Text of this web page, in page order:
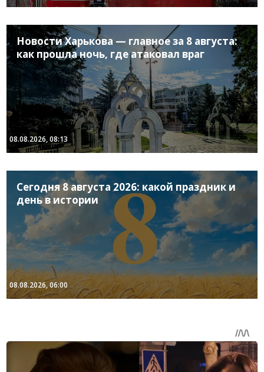
Новости Харькова — главное за 8 августа:
как прошла ночь, где атаковал враг
08.08.2026, 08:13
Сегодня 8 августа 2026: какой праздник и
день в истории
08.08.2026, 06:00